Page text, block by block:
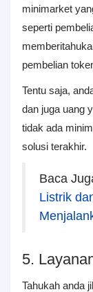
minimarket
seperti
pembelian
Tentu saja,
dan juga uang
tidak ada
solusi terakhir.
Baca
Listrik
5.
Tahukah anda